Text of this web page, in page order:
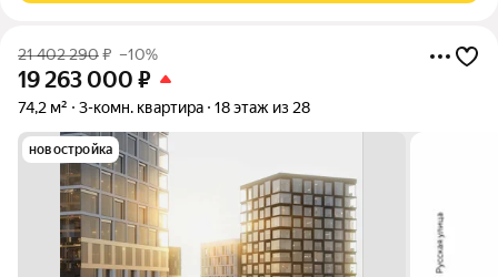
21 402 290₽ –10%
19 263 000 ₽
74,2 м² 3-комн. квартира 18 этаж из 28
новостройка